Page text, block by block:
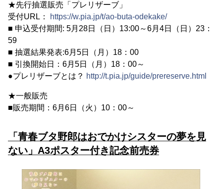
★先行抽選販売「プレリザーブ」
受付URL：
https://w.pia.jp/t/ao-buta-odekake/
■ 申込受付期間: 5月28日（日）13:00～6月4日（日）23：
59
■ 抽選結果発表:6月5日（月）18：00
■ 引換開始日：6月5日（月）18：00～
●プレリザーブとは？ http://t.pia.jp/guide/prereserve.html
★一般販売
■販売期間：6月6日（火）10：00～
「青春ブタ野郎はおでかけシスターの夢を見
ない」A3ポスター付き記念前売券